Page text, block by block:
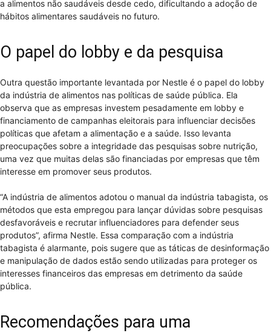
a alimentos não saudáveis desde cedo, dificultando a adoção de
hábitos alimentares saudáveis no futuro.
O papel do lobby e da pesquisa
Outra questão importante levantada por Nestle é o papel do lobby
da indústria de alimentos nas políticas de saúde pública. Ela
observa que as empresas investem pesadamente em lobby e
financiamento de campanhas eleitorais para influenciar decisões
políticas que afetam a alimentação e a saúde. Isso levanta
preocupações sobre a integridade das pesquisas sobre nutrição,
uma vez que muitas delas são financiadas por empresas que têm
interesse em promover seus produtos.
“A indústria de alimentos adotou o manual da indústria tabagista, os
métodos que esta empregou para lançar dúvidas sobre pesquisas
desfavoráveis e recrutar influenciadores para defender seus
produtos”, afirma Nestle. Essa comparação com a indústria
tabagista é alarmante, pois sugere que as táticas de desinformação
e manipulação de dados estão sendo utilizadas para proteger os
interesses financeiros das empresas em detrimento da saúde
pública.
Recomendações para uma